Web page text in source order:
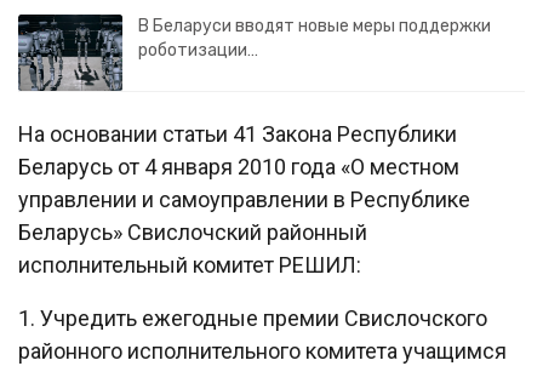
В Беларуси вводят новые меры поддержки
роботизации…
На основании статьи 41 Закона Республики
Беларусь от 4 января 2010 года «О местном
управлении и самоуправлении в Республике
Беларусь» Свислочский районный
исполнительный комитет РЕШИЛ:
1. Учредить ежегодные премии Свислочского
районного исполнительного комитета учащимся